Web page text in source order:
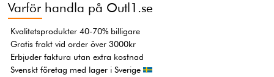
Varför handla på Outl1.se
Kvalitetsprodukter 40-70% billigare
Gratis frakt vid order över 3000kr
Erbjuder faktura utan extra kostnad
Svenskt företag med lager i Sverige